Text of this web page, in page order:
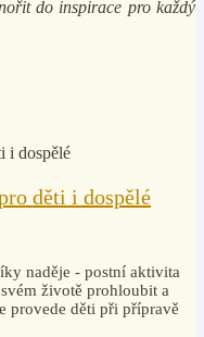
do inspirace pro každý
děti i dospělé
naděje - postní aktivita
životě prohloubit a
provede děti při přípravě